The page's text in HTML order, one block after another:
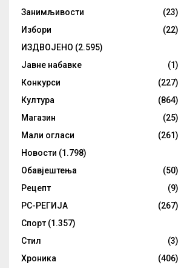
Занимљивости
(23)
Избори
(22)
ИЗДВОЈЕНО (2.595)
Јавне набавке
(1)
Конкурси
(227)
Култура
(864)
Магазин
(25)
Мали огласи
(261)
Новости (1.798)
Обавјештења
(50)
Рецепт
(9)
РС-РЕГИЈА
(267)
Спорт (1.357)
Стил
(3)
Хроника
(406)